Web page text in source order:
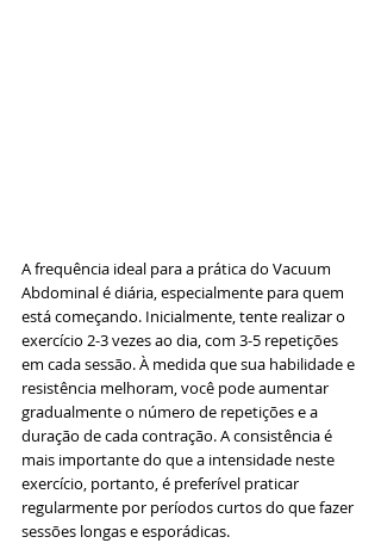
A frequência ideal para a prática do Vacuum
Abdominal é diária, especialmente para quem
está começando. Inicialmente, tente realizar o
exercício 2-3 vezes ao dia, com 3-5 repetições
em cada sessão. À medida que sua habilidade e
resistência melhoram, você pode aumentar
gradualmente o número de repetições e a
duração de cada contração. A consistência é
mais importante do que a intensidade neste
exercício, portanto, é preferível praticar
regularmente por períodos curtos do que fazer
sessões longas e esporádicas.